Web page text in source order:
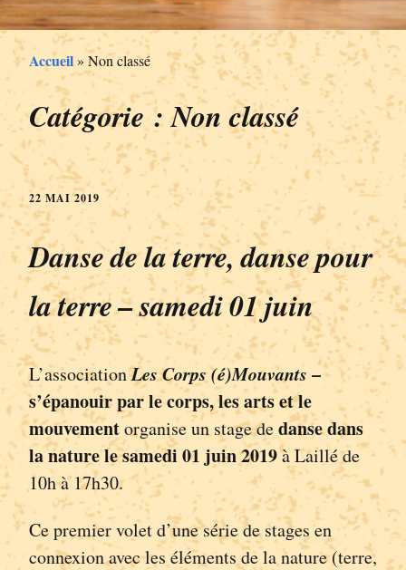
Accueil» Non classé
Catégorie :Non classé
22 MAI 2019
Danse de la terre, danse pour
la terre – samedi 01 juin
L’associationLes Corps (é)Mouvants –
s’épanouir par le corps, les arts et le
mouvementorganise un stage dedanse dans
la nature le samedi 01 juin 2019à Laillé de
10h à 17h30.
Ce premier volet d’une série de stages en
connexion avec les éléments de la nature (terre,